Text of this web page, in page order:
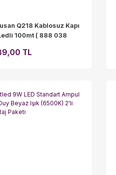
Q218 Kablosuz Kapı
100mt ( 888 038
TL